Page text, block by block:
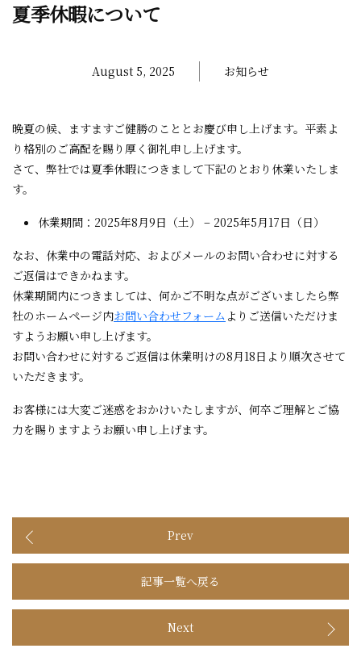
夏季休暇について
August 5, 2025 お知らせ
晩夏の候、ますますご健勝のこととお慶び申し上げます。平素よ
り格別のご高配を賜り厚く御礼申し上げます。
さて、弊社では夏季休暇につきまして下記のとおり休業いたしま
す。
休業期間：2025年8月9日（土） – 2025年5月17日（日）
なお、休業中の電話対応、およびメールのお問い合わせに対する
ご返信はできかねます。
休業期間内につきましては、何かご不明な点がございましたら弊
社のホームページ内お問い合わせフォーム よりご送信いただけま
すようお願い申し上げます。
お問い合わせに対するご返信は休業明けの8月18日より順次させて
いただきます。
お客様には大変ご迷惑をおかけいたしますが、何卒ご理解とご協
力を賜りますようお願い申し上げます。
Prev
記事一覧へ戻る
Next